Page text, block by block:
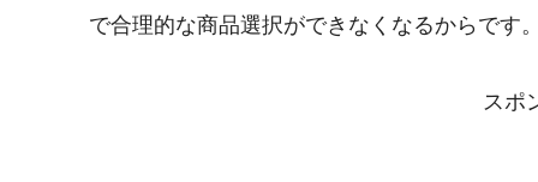
で合理的な商品選択ができなくなるからです
スポ